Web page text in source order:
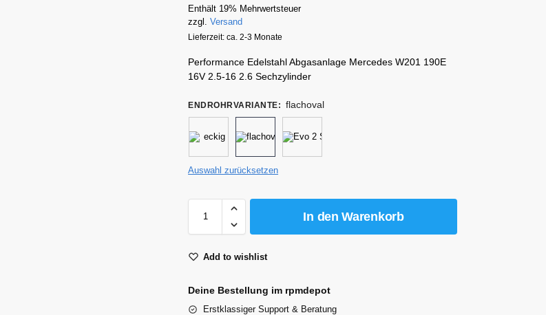
Enthält 19% Mehrwertsteuer
zzgl.Versand
Lieferzeit: ca. 2-3 Monate
Performance Edelstahl Abgasanlage Mercedes W201 190E
16V 2.5-16 2.6 Sechzylinder
ENDROHRVARIANTE: flachoval
Auswahl zurücksetzen
In den Warenkorb
Add to wishlist
Deine Bestellung im rpmdepot
Erstklassiger Support & Beratung